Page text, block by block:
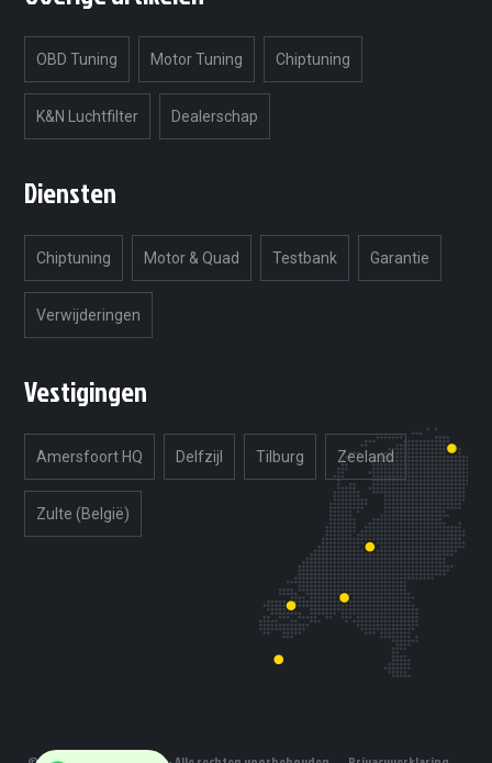
OBD Tuning Motor Tuning Chiptuning
K&N Luchtfilter Dealerschap
Diensten
Chiptuning Motor & Quad Testbank Garantie
Verwijderingen
Vestigingen
Amersfoort HQ Delfzijl Tilburg Zeeland
Zulte (België)